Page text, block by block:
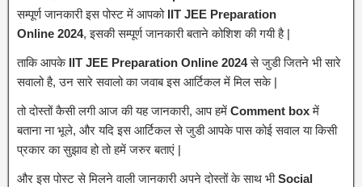
सम्पूर्ण जानकारी इस पोस्ट में आपकोIIT JEE Preparation
Online 2024, इसकी सम्पूर्ण जानकारी बताने कोशिश की गयी है |
ताकि आपकेIIT JEE Preparation Online 2024से जुडी जितने भी सारे
सवालो है, उन सारे सवालो का जवाब इस आर्टिकल में मिल सके |
तो दोस्तों कैसी लगी आज की यह जानकारी, आप हमें Comment boxमें
बताना ना भूले, और यदि इस आर्टिकल से जुडी आपके पास कोई सवाल या किसी
प्रकार का सुझाव हो तो हमें जरुर बताएं |
और इस पोस्ट से मिलने वाली जानकारी अपने दोस्तों के साथ भीSocial